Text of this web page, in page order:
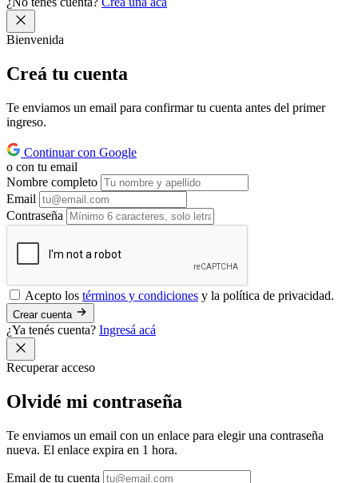
Bienvenida
Creá tu cuenta
Te enviamos un email para confirmar tu cuenta antes del primer
ingreso.
Continuar con Google
o con tu email
Nombre completo
Email
Contraseña
Acepto los términos y condiciones y la política de privacidad.
Crear cuenta
¿Ya tenés cuenta? Ingresá acá
Recuperar acceso
Olvidé mi contraseña
Te enviamos un email con un enlace para elegir una contraseña
nueva. El enlace expira en 1 hora.
Email de tu cuenta